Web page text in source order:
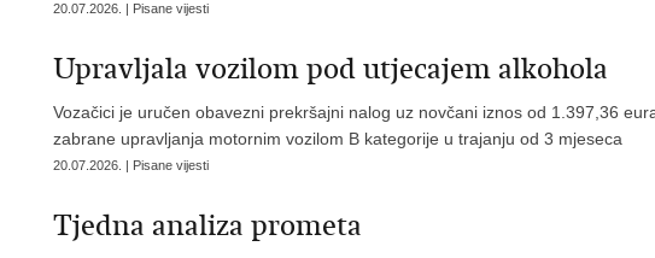
20.07.2026. | Pisane vijesti
Upravljala vozilom pod utjecajem alkohola
Vozačici je uručen obavezni prekršajni nalog uz novčani iznos od 1.397,36
zabrane upravljanja motornim vozilom B kategorije u trajanju od 3 mjeseca
20.07.2026. | Pisane vijesti
Tjedna analiza prometa